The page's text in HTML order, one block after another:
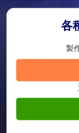
各
製